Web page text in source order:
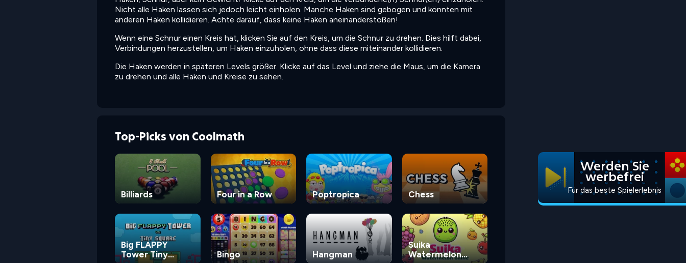
Nicht alle Haken lassen sich jedoch leicht einholen. Manche Haken sind gebogen und könnten mit
anderen Haken kollidieren. Achte darauf, dass keine Haken aneinanderstoßen!
Wenn eine Schnur einen Kreis hat, klicken Sie auf den Kreis, um die Schnur zu drehen. Dies hilft dabei,
Verbindungen herzustellen, um Haken einzuholen, ohne dass diese miteinander kollidieren.
Die Haken werden in späteren Levels größer. Klicke auf das Level und ziehe die Maus, um die Kamera
zu drehen und alle Haken und Kreise zu sehen.
Top-Picks von Coolmath
Billiards Four in a Row Poptropica Chess
Big FLAPPY
Tower Tiny
Bingo Hangman
Suika
Watermelon
Werden Sie
werbefrei
Für das beste Spielerlebnis